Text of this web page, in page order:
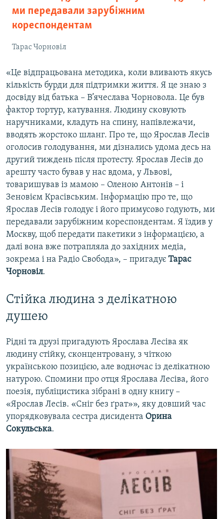
ми передавали зарубіжним
кореспондентам
Тарас Чорновіл
«Це відпрацьована методика, коли вливають якусь
кількість бурди для підтримки життя. Я це знаю з
досвіду від батька – В’ячеслава Чорновола. Це був
фактор тортур, катування. Людину сковують
наручниками, кладуть на спину, напівлежачи,
вводять жорстоко шланг. Про те, що Ярослав Лесів
оголосив голодування, ми дізнались удома десь на
другий тиждень після протесту. Ярослав Лесів до
арешту часто бував у нас вдома, у Львові,
товаришував із мамою – Оленою Антонів – і
Зеновієм Красівським. Інформацію про те, що
Ярослав Лесів голодує і його примусово годують, ми
передавали зарубіжним кореспондентам. Я їздив у
Москву, щоб передати пакетики з інформацією, а
далі вона вже потрапляла до західних медіа,
зокрема і на Радіо Свобода», – пригадує Тарас
Чорновіл.
Стійка людина з делікатною
душею
Рідні та друзі пригадують Ярослава Лесіва як
людину стійку, сконцентровану, з чіткою
українською позицією, але водночас із делікатною
натурою. Спомини про отця Ярослава Лесіва, його
поезія, публіцистика зібрані в одну книгу –
«Ярослав Лесів. «Сніг без ґрат»», яку довший час
упорядковувала сестра дисидента Орина
Сокульська.